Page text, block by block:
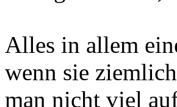
Alles in allem
wenn sie
man nicht viel